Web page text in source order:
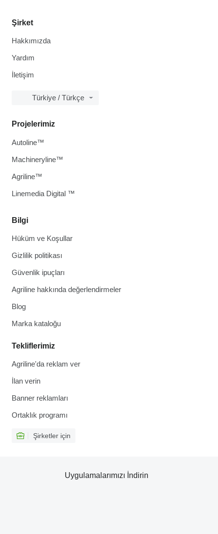
Şirket
Hakkımızda
Yardım
İletişim
Türkiye / Türkçe
Bilgi
Hüküm ve Koşullar
Gizlilik politikası
Güvenlik ipuçları
Agriline hakkında değerlendirmeler
Blog
Marka kataloğu
Tekliflerimiz
Agriline'da reklam ver
İlan verin
Banner reklamları
Ortaklık programı
Şirketler için
Projelerimiz
Autoline™
Machineryline™
Agriline™
Linemedia Digital ™
Uygulamalarımızı İndirin